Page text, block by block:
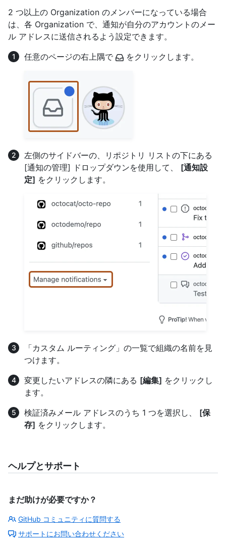
2 つ以上の Organization のメンバーになっている場合
は、各 Organization で、通知が自分のアカウントのメー
ル アドレスに送信されるよう設定できます。
任意のページの右上隅で
をクリックします。
左側のサイドバーの、リポジトリ リストの下にある
[通知の管理] ドロップダウンを使用して、 [通知設
定] をクリックします。
「カスタム ルーティング」の一覧で組織の名前を見
つけます。
変更したいアドレスの隣にある [編集] をクリックし
ます。
検証済みメール アドレスのうち 1 つを選択し、 [保
存] をクリックします。
ヘルプとサポート
まだ助けが必要ですか？
GitHub コミュニティに質問する
サポートにお問い合わせください